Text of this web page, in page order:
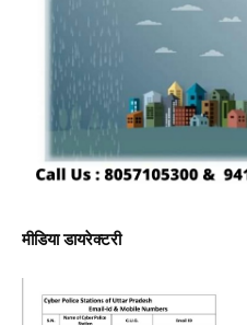
मीडिया डायरेक्टरी